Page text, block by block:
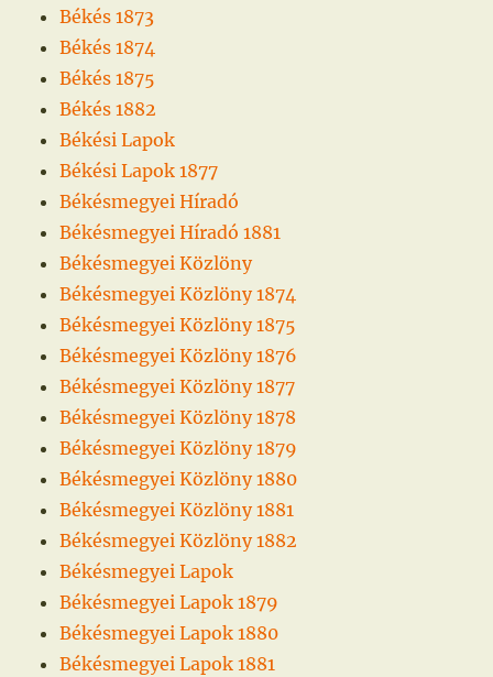
Békés 1873
Békés 1874
Békés 1875
Békés 1882
Békési Lapok
Békési Lapok 1877
Békésmegyei Híradó
Békésmegyei Híradó 1881
Békésmegyei Közlöny
Békésmegyei Közlöny 1874
Békésmegyei Közlöny 1875
Békésmegyei Közlöny 1876
Békésmegyei Közlöny 1877
Békésmegyei Közlöny 1878
Békésmegyei Közlöny 1879
Békésmegyei Közlöny 1880
Békésmegyei Közlöny 1881
Békésmegyei Közlöny 1882
Békésmegyei Lapok
Békésmegyei Lapok 1879
Békésmegyei Lapok 1880
Békésmegyei Lapok 1881